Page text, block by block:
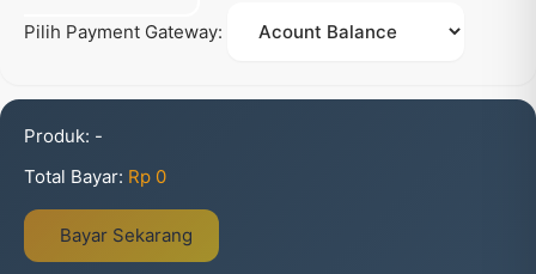
Pilih Payment Gateway:
Produk: -
Total Bayar: Rp 0
Bayar Sekarang